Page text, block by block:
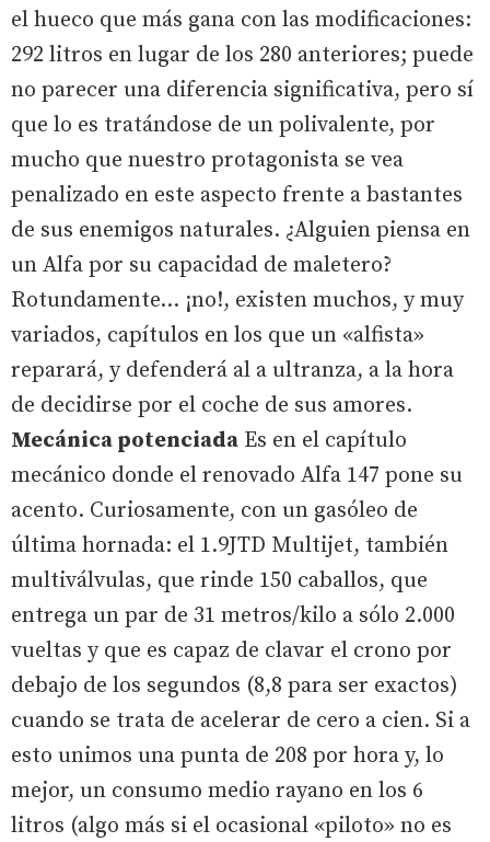
el hueco que más gana con las modificaciones:
292 litros en lugar de los 280 anteriores; puede
no parecer una diferencia significativa, pero sí
que lo es tratándose de un polivalente, por
mucho que nuestro protagonista se vea
penalizado en este aspecto frente a bastantes
de sus enemigos naturales. ¿Alguien piensa en
un Alfa por su capacidad de maletero?
Rotundamente... ¡no!, existen muchos, y muy
variados, capítulos en los que un «alfista»
reparará, y defenderá al a ultranza, a la hora
de decidirse por el coche de sus amores.
Mecánica potenciada Es en el capítulo
mecánico donde el renovado Alfa 147 pone su
acento. Curiosamente, con un gasóleo de
última hornada: el 1.9JTD Multijet, también
multiválvulas, que rinde 150 caballos, que
entrega un par de 31 metros/kilo a sólo 2.000
vueltas y que es capaz de clavar el crono por
debajo de los segundos (8,8 para ser exactos)
cuando se trata de acelerar de cero a cien. Si a
esto unimos una punta de 208 por hora y, lo
mejor, un consumo medio rayano en los 6
litros (algo más si el ocasional «piloto» no es